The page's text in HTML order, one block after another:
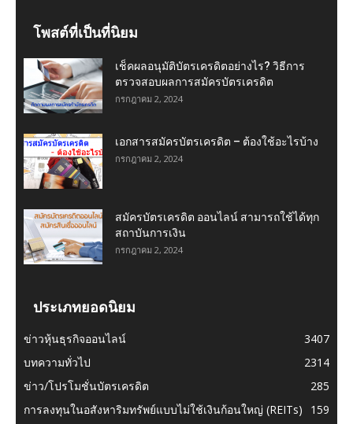
โพสต์ที่เป็นที่นิยม
เช็คผลอนุมัติบัตรเครดิตอย่างไร? วิธีการ
ตรวจสอบผลการสมัครบัตรเครดิต
กรกฎาคม 2, 2024
เอกสารสมัครบัตรเครดิต – ต้องใช้อะไรบ้าง
กรกฎาคม 2, 2024
สมัครบัตรเครดิต ออนไลน์ สามารถใช้ได้ทุก
สถาบันการเงิน
กรกฎาคม 2, 2024
ประเภทยอดนิยม
ข่าวหุ้นธุรกิจออนไลน์
3407
บทความทั่วไป
2314
ข่าว/โปรโมชั่นบัตรเครดิต
285
การลงทุนในอสังหาริมทรัพย์แบบไม่ใช้เงินก้อนใหญ่ (REITs)
159